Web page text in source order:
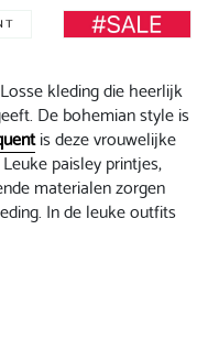
kleding die heerlijk
De bohemian style is
is deze vrouwelijke
paisley printjes,
materialen zorgen
In de leuke outfits